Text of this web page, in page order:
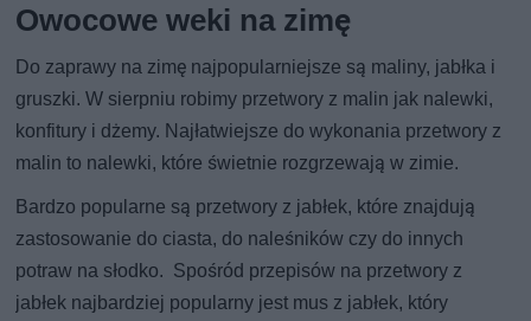
Owocowe weki na zimę
Do zaprawy na zimę najpopularniejsze są maliny, jabłka i
gruszki. W sierpniu robimy przetwory z malin jak nalewki,
konfitury i dżemy. Najłatwiejsze do wykonania przetwory z
malin to nalewki, które świetnie rozgrzewają w zimie.
Bardzo popularne są przetwory z jabłek, które znajdują
zastosowanie do ciasta, do naleśników czy do innych
potraw na słodko. Spośród przepisów na przetwory z
jabłek najbardziej popularny jest mus z jabłek, który